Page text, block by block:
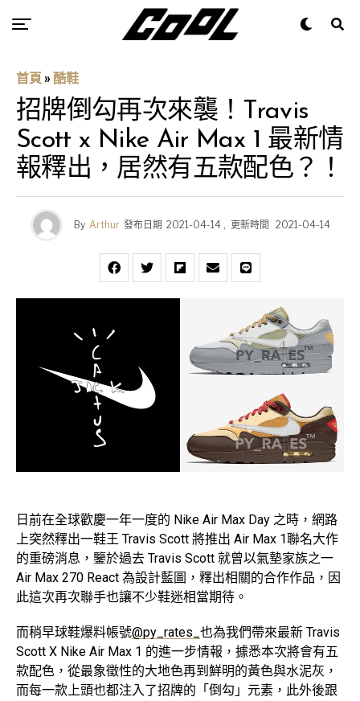
首頁 » 酷鞋
招牌倒勾再次來襲！Travis
Scott x Nike Air Max 1 最新情
報釋出，居然有五款配色？！
By Arthur 發布日期 2021-04-14, 更新時間 2021-04-14
日前在全球歡慶一年一度的 Nike Air Max Day 之時，網路
上突然釋出一鞋王 Travis Scott 將推出 Air Max 1聯名大作
的重磅消息，鑒於過去 Travis Scott 就曾以氣墊家族之一
Air Max 270 React 為設計藍圖，釋出相關的合作作品，因
此這次再次聯手也讓不少鞋迷相當期待。
而稍早球鞋爆料帳號@py_rates_ 也為我們帶來最新 Travis
Scott X Nike Air Max 1 的進一步情報，據悉本次將會有五
款配色，從最象徵性的大地色再到鮮明的黃色與水泥灰，
而每一款上頭也都注入了招牌的「倒勾」元素，此外後跟